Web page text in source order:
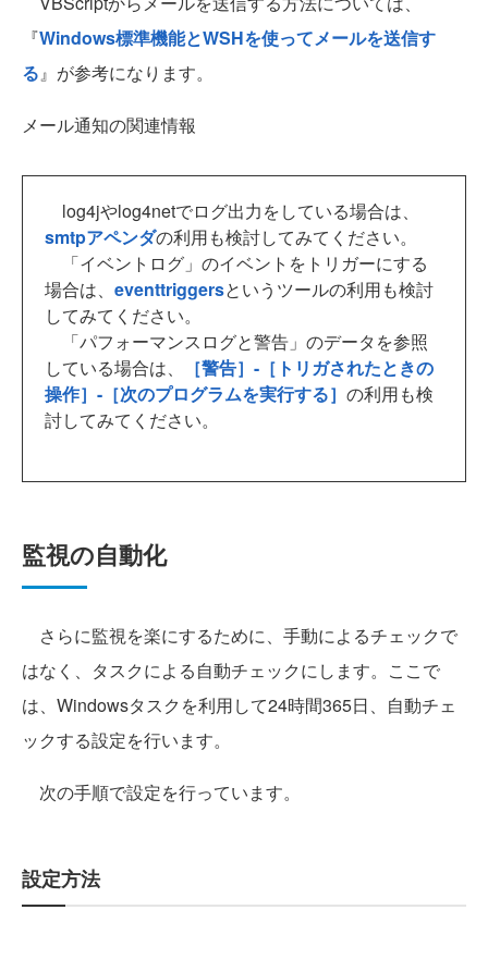
『Windows標準機能とWSHを使ってメールを送信す
る』が参考になります。
メール通知の関連情報
log4jやlog4netでログ出力をしている場合は、
smtpアペンダの利用も検討してみてください。
「イベントログ」のイベントをトリガーにする
場合は、 eventtriggersというツールの利用も検討
してみてください。
「パフォーマンスログと警告」のデータを参照
している場合は、
［警告］-［トリガされたときの
操作］-［次のプログラムを実行する］ の利用も検
討してみてください。
監視の自動化
さらに監視を楽にするために、手動によるチェックで
はなく、タスクによる自動チェックにします。ここで
は、Windowsタスクを利用して24時間365日、自動チェ
ックする設定を行います。
次の手順で設定を行っています。
設定方法